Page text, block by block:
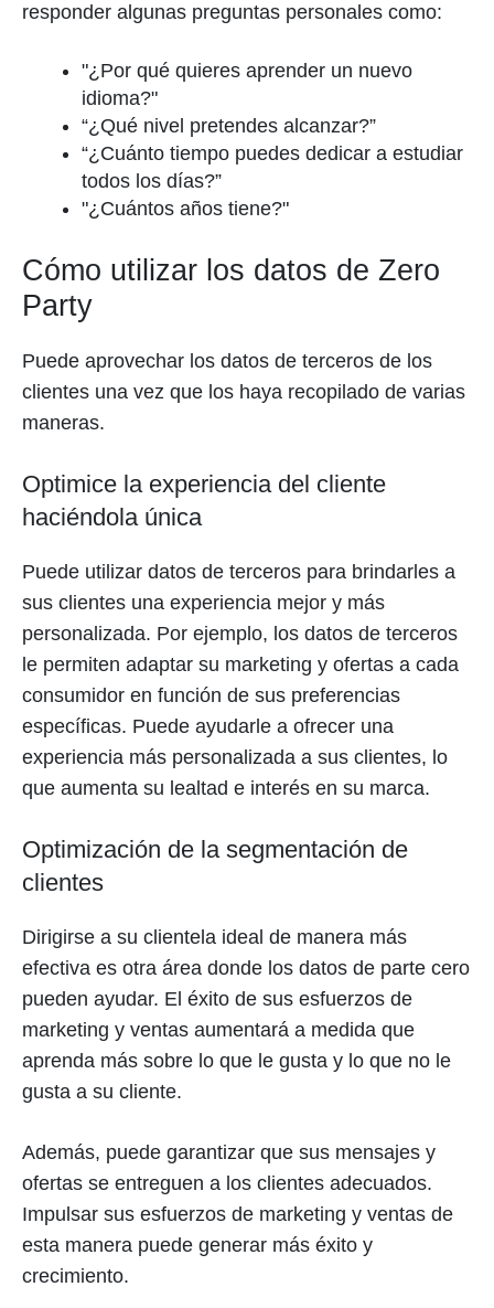
responder algunas preguntas personales como:
"¿Por qué quieres aprender un nuevo
idioma?"
“¿Qué nivel pretendes alcanzar?”
“¿Cuánto tiempo puedes dedicar a estudiar
todos los días?”
"¿Cuántos años tiene?"
Cómo utilizar los datos de Zero
Party
Puede aprovechar los datos de terceros de los
clientes una vez que los haya recopilado de varias
maneras.
Optimice la experiencia del cliente
haciéndola única
Puede utilizar datos de terceros para brindarles a
sus clientes una experiencia mejor y más
personalizada. Por ejemplo, los datos de terceros
le permiten adaptar su marketing y ofertas a cada
consumidor en función de sus preferencias
específicas. Puede ayudarle a ofrecer una
experiencia más personalizada a sus clientes, lo
que aumenta su lealtad e interés en su marca.
Optimización de la segmentación de
clientes
Dirigirse a su clientela ideal de manera más
efectiva es otra área donde los datos de parte cero
pueden ayudar. El éxito de sus esfuerzos de
marketing y ventas aumentará a medida que
aprenda más sobre lo que le gusta y lo que no le
gusta a su cliente.
Además, puede garantizar que sus mensajes y
ofertas se entreguen a los clientes adecuados.
Impulsar sus esfuerzos de marketing y ventas de
esta manera puede generar más éxito y
crecimiento.